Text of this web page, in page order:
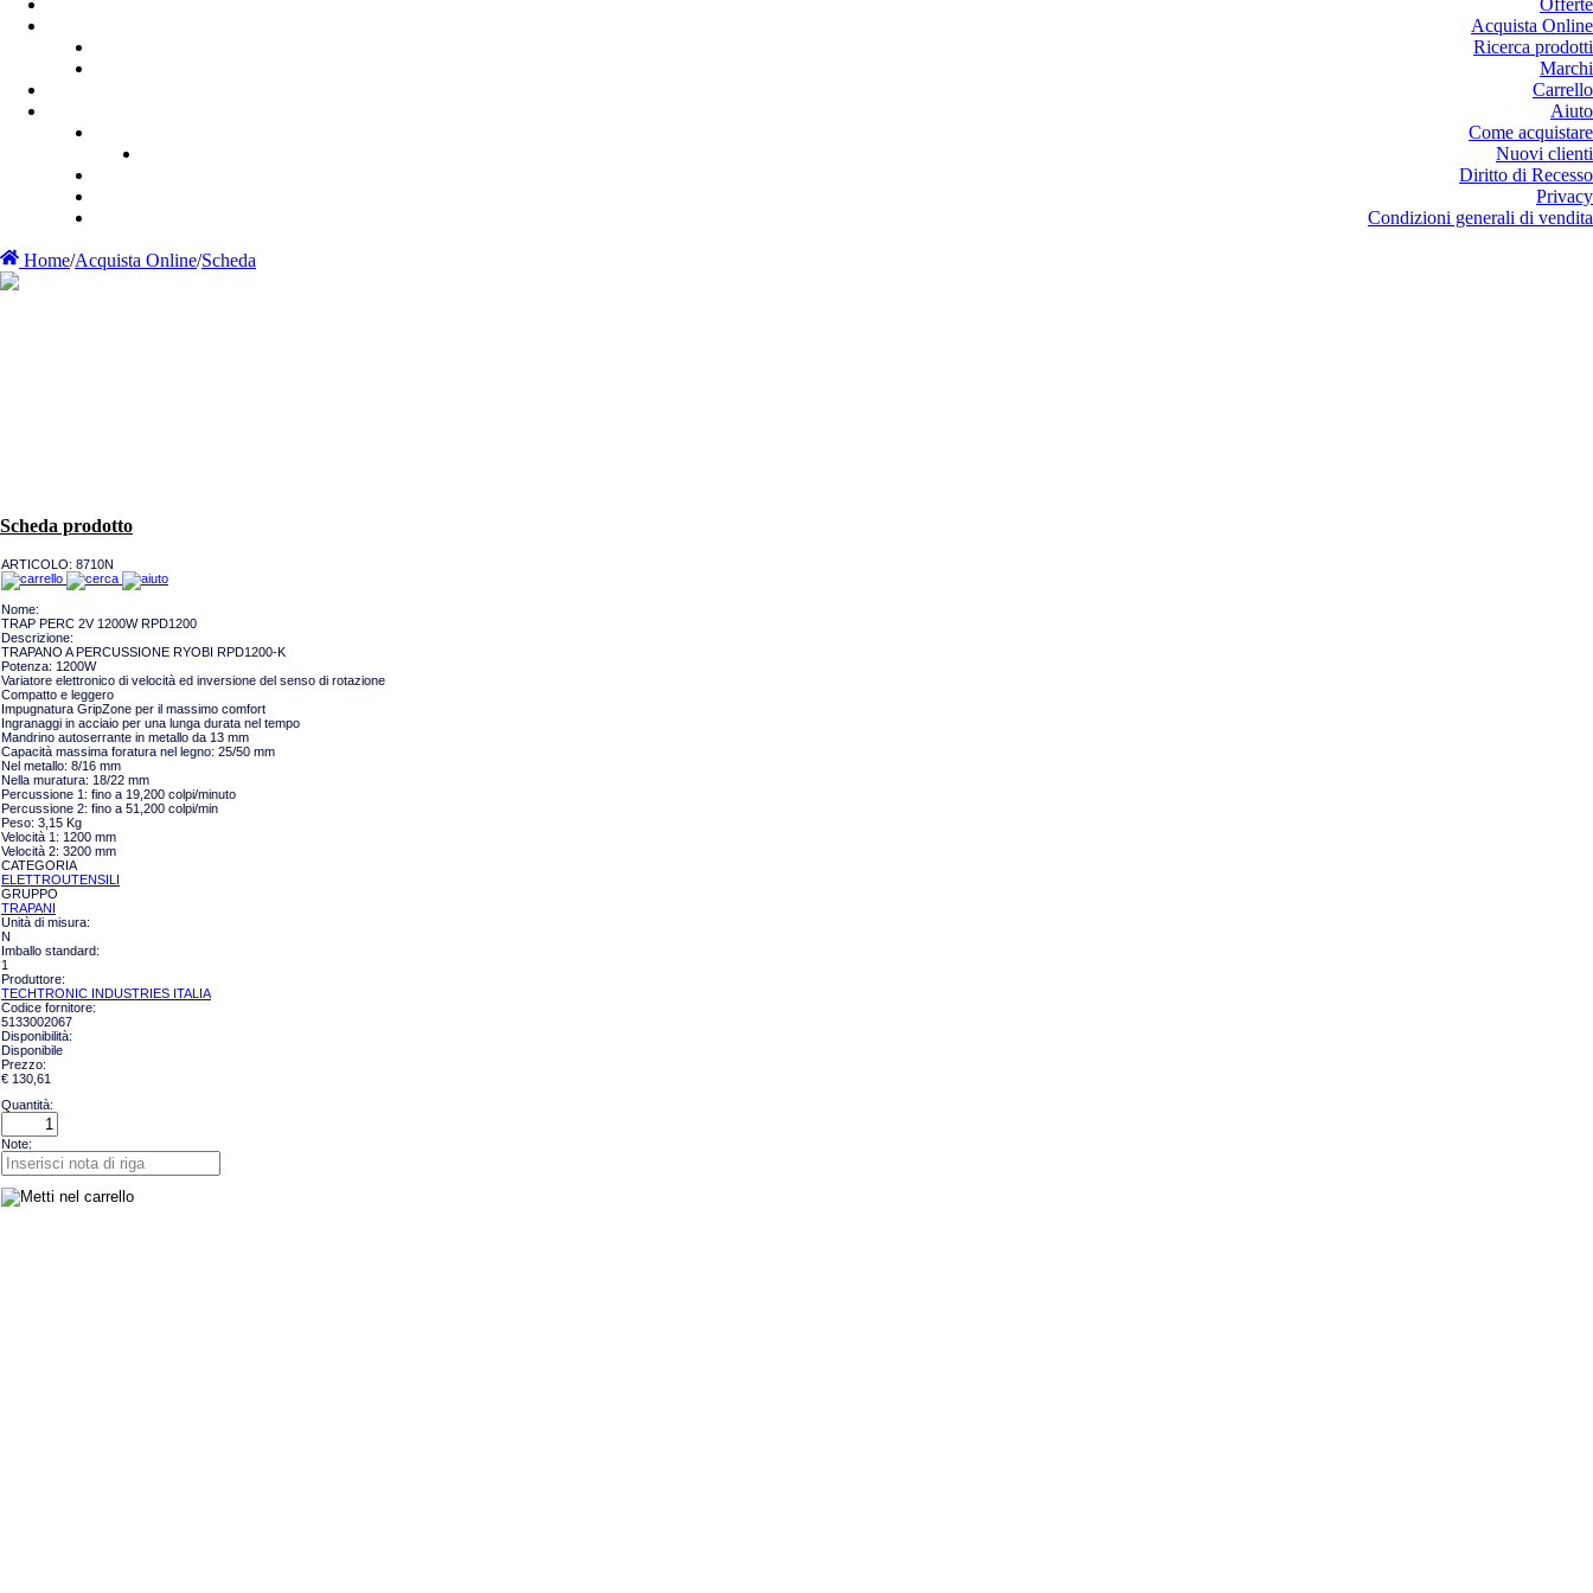
Offerte
Acquista Online
Ricerca prodotti
Marchi
Carrello
Aiuto
Come acquistare
Nuovi clienti
Diritto di Recesso
Privacy
Condizioni generali di vendita
Home/Acquista Online/Scheda
Scheda prodotto
ARTICOLO: 8710N
Nome:
TRAP PERC 2V 1200W RPD1200
Descrizione:
TRAPANO A PERCUSSIONE RYOBI RPD1200-K
Potenza: 1200W
Variatore elettronico di velocità ed inversione del senso di rotazione
Compatto e leggero
Impugnatura GripZone per il massimo comfort
Ingranaggi in acciaio per una lunga durata nel tempo
Mandrino autoserrante in metallo da 13 mm
Capacità massima foratura nel legno: 25/50 mm
Nel metallo: 8/16 mm
Nella muratura: 18/22 mm
Percussione 1: fino a 19,200 colpi/minuto
Percussione 2: fino a 51,200 colpi/min
Peso: 3,15 Kg
Velocità 1: 1200 mm
Velocità 2: 3200 mm
CATEGORIA
ELETTROUTENSILI
GRUPPO
TRAPANI
Unità di misura:
N
Imballo standard:
1
Produttore:
TECHTRONIC INDUSTRIES ITALIA
Codice fornitore:
5133002067
Disponibilità:
Disponibile
Prezzo:
€ 130,61
Quantità:
Note: